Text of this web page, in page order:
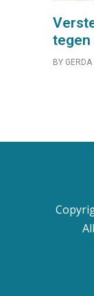
tegen
BY